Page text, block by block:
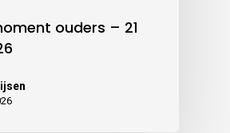
ouders – 21